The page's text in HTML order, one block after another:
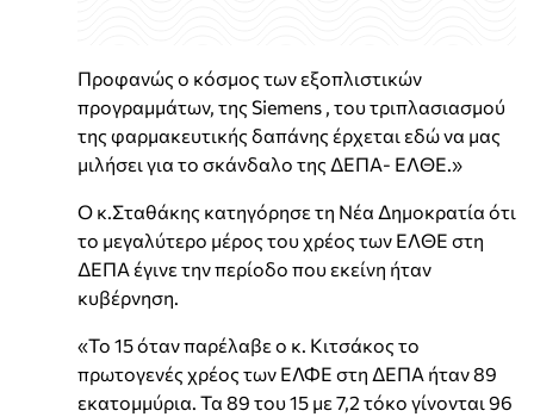
Προφανώς ο κόσμος των εξοπλιστικών
προγραμμάτων, της Siemens , του τριπλασιασμού
της φαρμακευτικής δαπάνης έρχεται εδώ να μας
μιλήσει για το σκάνδαλο της ΔΕΠΑ- ΕΛΘΕ.»
Ο κ.Σταθάκης κατηγόρησε τη Νέα Δημοκρατία ότι
το μεγαλύτερο μέρος του χρέος των ΕΛΘΕ στη
ΔΕΠΑ έγινε την περίοδο που εκείνη ήταν
κυβέρνηση.
«Το 15 όταν παρέλαβε ο κ. Κιτσάκος το
πρωτογενές χρέος των ΕΛΦΕ στη ΔΕΠΑ ήταν 89
εκατομμύρια. Τα 89 του 15 με 7,2 τόκο γίνονται 96